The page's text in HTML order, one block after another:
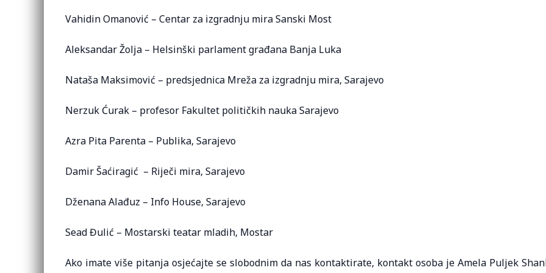
Vahidin Omanović – Centar za izgradnju mira Sanski Most
Aleksandar Žolja – Helsinški parlament građana Banja Luka
Nataša Maksimović – predsjednica Mreža za izgradnju mira, Sarajevo
Nerzuk Ćurak – profesor Fakultet političkih nauka Sarajevo
Azra Pita Parenta – Publika, Sarajevo
Damir Šaćiragić – Riječi mira, Sarajevo
Dženana Alađuz – Info House, Sarajevo
Sead Đulić – Mostarski teatar mladih, Mostar
Ako imate više pitanja osjećajte se slobodnim da nas kontaktirate, kontakt osoba je Amela Puljek